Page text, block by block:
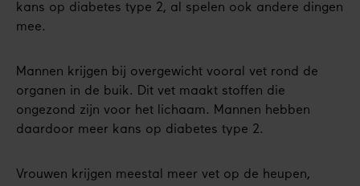
kans op diabetes type 2, al spelen ook andere dingen
mee.
Mannen krijgen bij overgewicht vooral vet rond de
organen in de buik. Dit vet maakt stoffen die
ongezond zijn voor het lichaam. Mannen hebben
daardoor meer kans op diabetes type 2.
Vrouwen krijgen meestal meer vet op de heupen,